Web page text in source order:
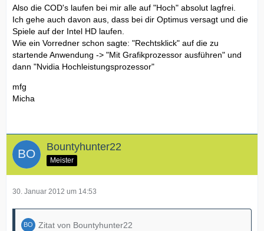
Also die COD's laufen bei mir alle auf "Hoch" absolut lagfrei.
Ich gehe auch davon aus, dass bei dir Optimus versagt und die
Spiele auf der Intel HD laufen.
Wie ein Vorredner schon sagte: "Rechtsklick" auf die zu
startende Anwendung -> "Mit Grafikprozessor ausführen" und
dann "Nvidia Hochleistungsprozessor"
mfg
Micha
Bountyhunter22
Meister
30. Januar 2012 um 14:53
Zitat von Bountyhunter22